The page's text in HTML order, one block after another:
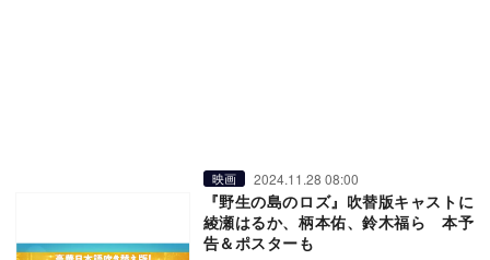
映画 2024.11.28 08:00
『野生の島のロズ』吹替版キャストに
綾瀬はるか、柄本佑、鈴木福ら 本予
告＆ポスターも